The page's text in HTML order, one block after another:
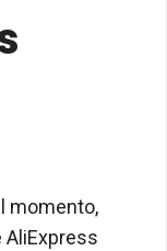
momento,
AliExpress